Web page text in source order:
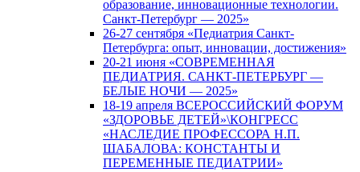
образование, инновационные технологии.
Санкт-Петербург — 2025»
26-27 сентября «Педиатрия Санкт-
Петербурга: опыт, инновации, достижения»
20-21 июня «СОВРЕМЕННАЯ
ПЕДИАТРИЯ. САНКТ-ПЕТЕРБУРГ —
БЕЛЫЕ НОЧИ — 2025»
18-19 апреля ВСЕРОССИЙСКИЙ ФОРУМ
«ЗДОРОВЬЕ ДЕТЕЙ»\КОНГРЕСС
«НАСЛЕДИЕ ПРОФЕССОРА Н.П.
ШАБАЛОВА: КОНСТАНТЫ И
ПЕРЕМЕННЫЕ ПЕДИАТРИИ»